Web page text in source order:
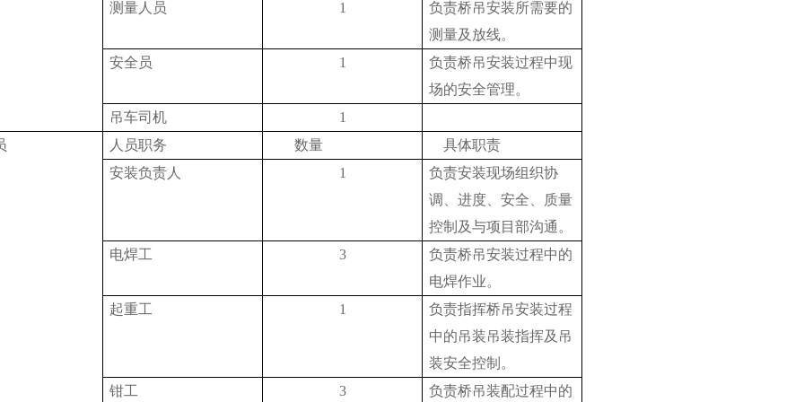
测量人员 1
负责桥吊安装所需要的
测量及放线。
安全员
1
负责桥吊安装过程中现
场的安全管理。
吊车司机
1
人员职务 数量
具体职责
安装负责人
1
负责安装现场组织协
调、进度、安全、质量
控制及与项目部沟通。
电焊工
3
负责桥吊安装过程中的
电焊作业。
起重工
1
负责指挥桥吊安装过程
中的吊装吊装指挥及吊
装安全控制。
钳工
3 负责桥吊装配过程中的